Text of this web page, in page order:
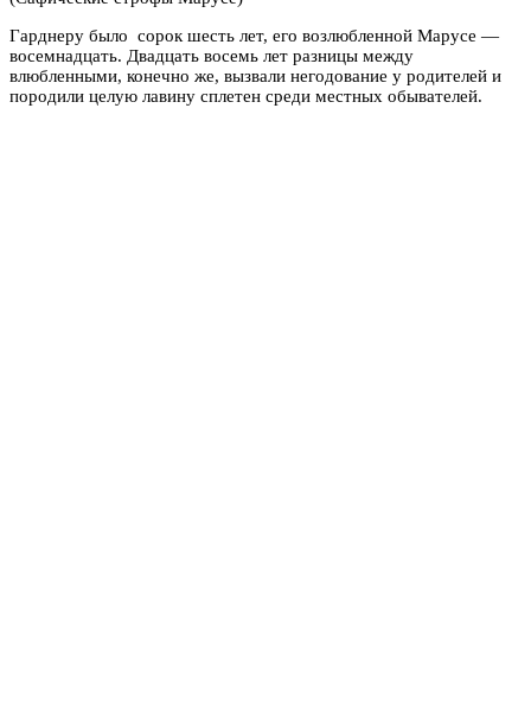
Гарднеру было сорок шесть лет, его возлюбленной Марусе —
восемнадцать. Двадцать восемь лет разницы между
влюбленными, конечно же, вызвали негодование у родителей и
породили целую лавину сплетен среди местных обывателей.